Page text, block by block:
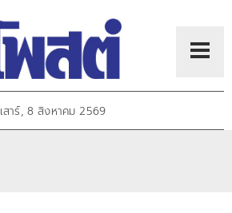
เสาร์, 8 สิงหาคม 2569